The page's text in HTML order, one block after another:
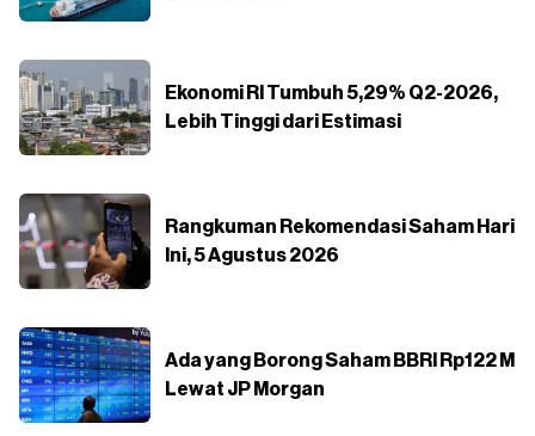
Ekonomi RI Tumbuh 5,29% Q2-2026,
Lebih Tinggi dari Estimasi
Rangkuman Rekomendasi Saham Hari
Ini, 5 Agustus 2026
Ada yang Borong Saham BBRI Rp122 M
Lewat JP Morgan